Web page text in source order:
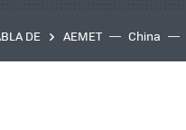
DE AEMET China